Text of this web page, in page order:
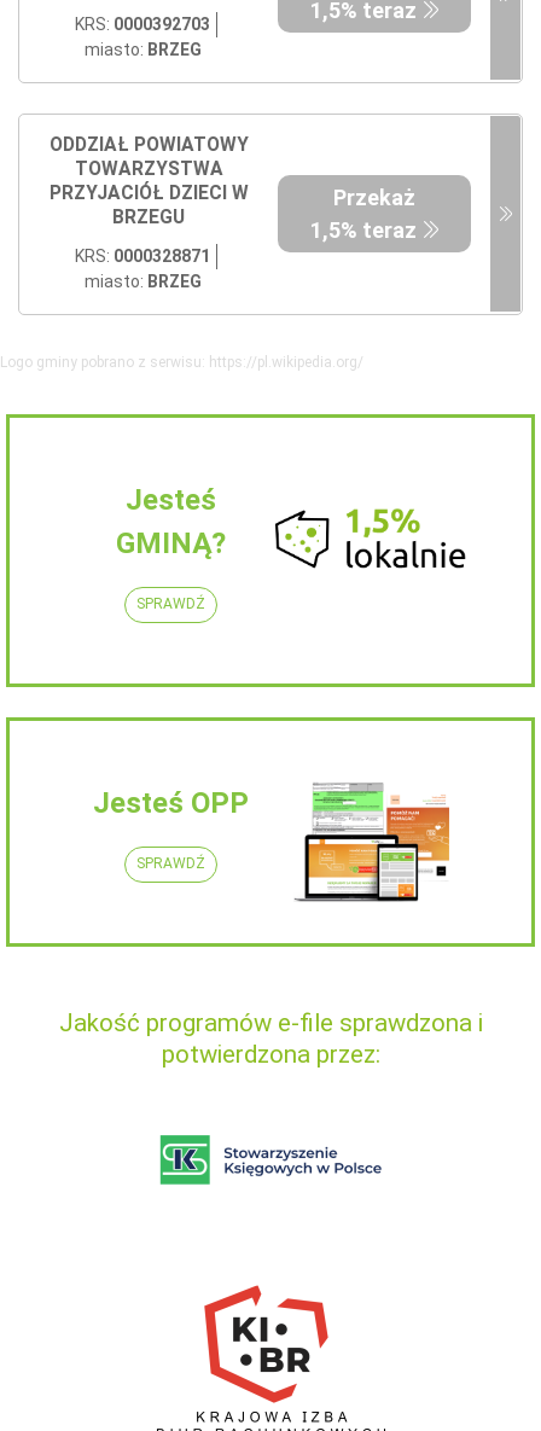
KRS: 0000392703
miasto: BRZEG
1,5% teraz
ODDZIAŁ POWIATOWY
TOWARZYSTWA
PRZYJACIÓŁ DZIECI W
BRZEGU
KRS: 0000328871
miasto: BRZEG
Przekaż
1,5% teraz
Logo gminy pobrano z serwisu: https://pl.wikipedia.org/
Jesteś
GMINĄ?
SPRAWDŹ
Jesteś OPP
SPRAWDŹ
Jakość programów e-file sprawdzona i
potwierdzona przez: